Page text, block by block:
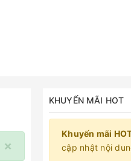
×
KHUYẾN MÃI HOT
Khuyến mãi
cập nhật nội